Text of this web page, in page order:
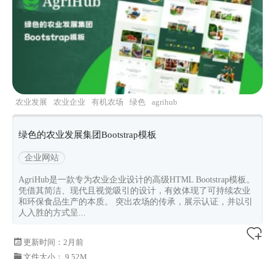
农业发展 农业企业 有机农场 绿色 agrihub
绿色的农业发展集团Bootstrap模板
企业网站
AgriHub是一款专为农业企业设计的高级HTML Bootstrap模板。
凭借其简洁、现代且视觉吸引的设计，有效体现了可持续农业
和环保食品生产的本质。 突出农场的传承，展示认证，并以引
人入胜的方式呈...
更新时间： 2月前
文件大小： 9.52M